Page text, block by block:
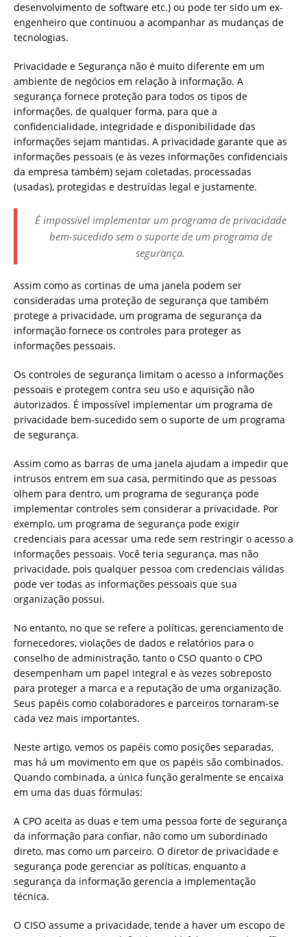
desenvolvimento de software etc.) ou pode ter sido um ex-
engenheiro que continuou a acompanhar as mudanças de
tecnologias.
Privacidade e Segurança não é muito diferente em um
ambiente de negócios em relação à informação. A
segurança fornece proteção para todos os tipos de
informações, de qualquer forma, para que a
confidencialidade, integridade e disponibilidade das
informações sejam mantidas. A privacidade garante que as
informações pessoais (e às vezes informações confidenciais
da empresa também) sejam coletadas, processadas
(usadas), protegidas e destruídas legal e justamente.
É impossível implementar um programa de privacidade
bem-sucedido sem o suporte de um programa de
segurança.
Assim como as cortinas de uma janela podem ser
consideradas uma proteção de segurança que também
protege a privacidade, um programa de segurança da
informação fornece os controles para proteger as
informações pessoais.
Os controles de segurança limitam o acesso a informações
pessoais e protegem contra seu uso e aquisição não
autorizados. É impossível implementar um programa de
privacidade bem-sucedido sem o suporte de um programa
de segurança.
Assim como as barras de uma janela ajudam a impedir que
intrusos entrem em sua casa, permitindo que as pessoas
olhem para dentro, um programa de segurança pode
implementar controles sem considerar a privacidade. Por
exemplo, um programa de segurança pode exigir
credenciais para acessar uma rede sem restringir o acesso a
informações pessoais. Você teria segurança, mas não
privacidade, pois qualquer pessoa com credenciais válidas
pode ver todas as informações pessoais que sua
organização possui.
No entanto, no que se refere a políticas, gerenciamento de
fornecedores, violações de dados e relatórios para o
conselho de administração, tanto o CSO quanto o CPO
desempenham um papel integral e às vezes sobreposto
para proteger a marca e a reputação de uma organização.
Seus papéis como colaboradores e parceiros tornaram-se
cada vez mais importantes.
Neste artigo, vemos os papéis como posições separadas,
mas há um movimento em que os papéis são combinados.
Quando combinada, a única função geralmente se encaixa
em uma das duas fórmulas:
A CPO aceita as duas e tem uma pessoa forte de segurança
da informação para confiar, não como um subordinado
direto, mas como um parceiro. O diretor de privacidade e
segurança pode gerenciar as políticas, enquanto a
segurança da informação gerencia a implementação
técnica.
O CISO assume a privacidade, tende a haver um escopo de